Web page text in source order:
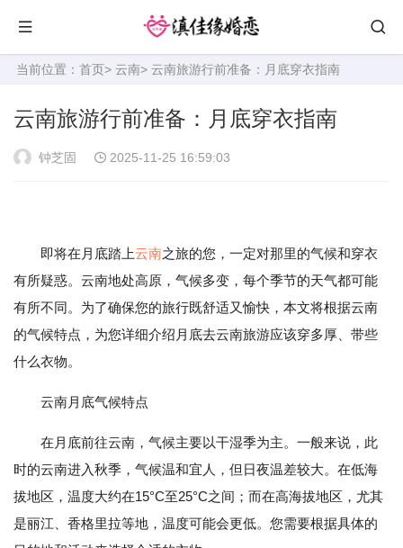
当前位置： 首页> 云南> 云南旅游行前准备：月底穿衣指南
云南旅游行前准备：月底穿衣指南
钟芝固 2025-11-25 16:59:03
即将在月底踏上云南之旅的您，一定对那里的气候和穿衣
有所疑惑。云南地处高原，气候多变，每个季节的天气都可能
有所不同。为了确保您的旅行既舒适又愉快，本文将根据云南
的气候特点，为您详细介绍月底去云南旅游应该穿多厚、带些
什么衣物。
云南月底气候特点
在月底前往云南，气候主要以干湿季为主。一般来说，此
时的云南进入秋季，气候温和宜人，但日夜温差较大。在低海
拔地区，温度大约在15°C至25°C之间；而在高海拔地区，尤其
是丽江、香格里拉等地，温度可能会更低。您需要根据具体的